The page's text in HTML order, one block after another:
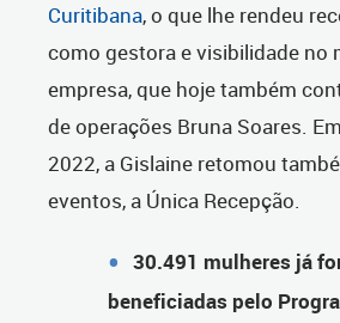
Curitibana, o que lhe rendeu
como gestora e visibilidade no
empresa, que hoje também
de operações Bruna Soares.
2022, a Gislaine retomou
eventos, a Única Recepção.
30.491 mulheres já
beneficiadas pelo